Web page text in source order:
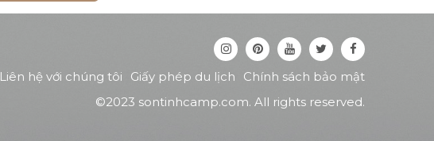
Chính sách bảo mật
Giấy phép du lịch
Liên hệ với chúng tôi
©2023 sontinhcamp.com. All rights reserved.